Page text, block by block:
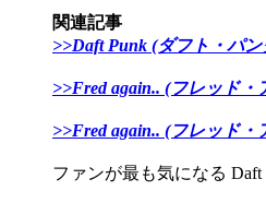
関連記事
>>Daft Punk (ダフト・パ
>>Fred again.. (フレッド
>>Fred again.. (フレッド
ファンが最も気になる